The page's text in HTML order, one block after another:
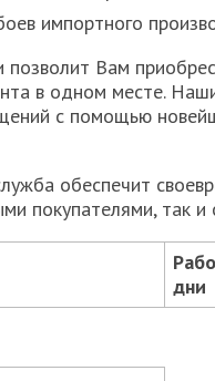
импортного
позволит Вам
в одном месте.
с помощью
обеспечит
покупателями, так
дни